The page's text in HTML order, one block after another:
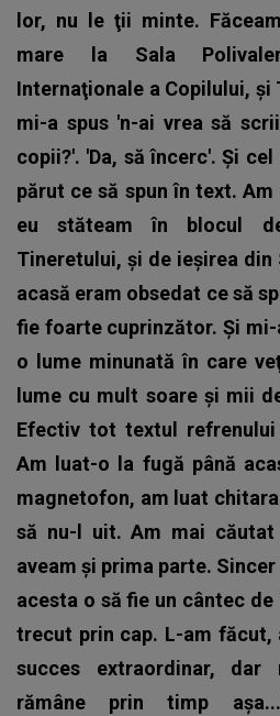
lor, nu le ţii minte.
mare la Sala
Internaţionale a Copilului, şi
mi-a spus 'n-ai vrea să
copii?'. 'Da, să încerc'. Şi
părut ce să spun în text.
eu stăteam în blocul
Tineretului, şi de ieşirea din
acasă eram obsedat ce să
fie foarte cuprinzător. Şi mi-
o lume minunată în care
lume cu mult soare şi mii
Efectiv tot textul
Am luat-o la fugă până
magnetofon, am luat
să nu-l uit. Am mai
aveam şi prima parte.
acesta o să fie un cântec
trecut prin cap. L-am făcut,
succes extraordinar,
rămâne prin timp